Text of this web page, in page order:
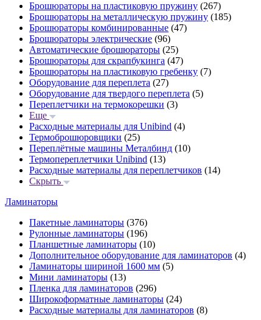
Брошюраторы на пластиковую пружину (267)
Брошюраторы на металлическую пружину (185)
Брошюраторы комбинированные (47)
Брошюраторы электрические (96)
Автоматические брошюраторы (25)
Брошюраторы для скрапбукинга (47)
Брошюраторы на пластиковую гребенку (7)
Оборудование для переплета (27)
Оборудование для твердого переплета (5)
Переплетчики на термокорешки (3)
Еще
Расходные материалы для Unibind (4)
Термоброшюровщики (25)
Переплётные машины Металбинд (10)
Термопереплетчики Unibind (13)
Расходные материалы для переплетчиков (14)
Скрыть
Ламинаторы
Пакетные ламинаторы (376)
Рулонные ламинаторы (196)
Планшетные ламинаторы (10)
Дополнительное оборудование для ламинаторов (4)
Ламинаторы шириной 1600 мм (5)
Мини ламинаторы (13)
Пленка для ламинаторов (296)
Широкоформатные ламинаторы (24)
Расходные материалы для ламинаторов (8)